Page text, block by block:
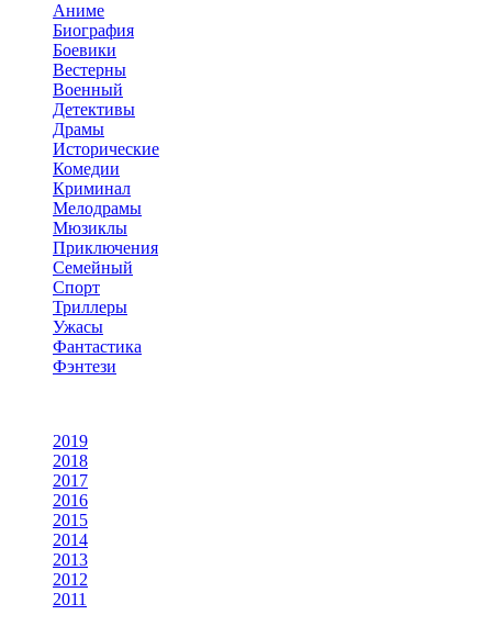
Аниме
Биография
Боевики
Вестерны
Военный
Детективы
Драмы
Исторические
Комедии
Криминал
Мелодрамы
Мюзиклы
Приключения
Семейный
Спорт
Триллеры
Ужасы
Фантастика
Фэнтези
2019
2018
2017
2016
2015
2014
2013
2012
2011